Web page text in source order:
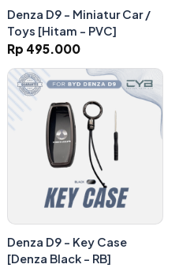
Denza D9 - Miniatur Car /
Toys [Hitam - PVC]
Rp 495.000
Denza D9 - Key Case
[Denza Black - RB]